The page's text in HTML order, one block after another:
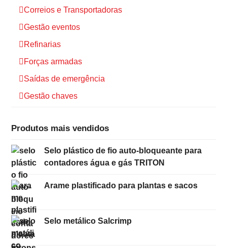
Correios e Transportadoras
Gestão eventos
Refinarias
Forças armadas
Saídas de emergência
Gestão chaves
Produtos mais vendidos
Selo plástico de fio auto-bloqueante para
contadores água e gás TRITON
Arame plastificado para plantas e sacos
Selo metálico Salcrimp